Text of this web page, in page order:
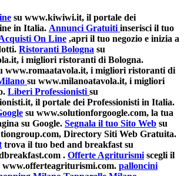
su www.kiwiwi.it, il portale dei
in Italia. Annunci Gratuitiinserisci il tuo
On Line ,apri il tuo negozio e inizia a
Ristoranti Bologna su
i migliori ristoranti di Bologna.
www.romaatavola.it, i migliori ristoranti di
su www.milanoatavola.it, i migliori
Liberi Professionistisu
il portale dei Professionisti in Italia.
su www.solutionforgoogle.com, la tua
su Google. Segnala il tuo Sito Web su
Directory Siti Web Gratuita.
trova il tuo bed and breakfast su
. Offerte Agriturismiscegli il
palloncini